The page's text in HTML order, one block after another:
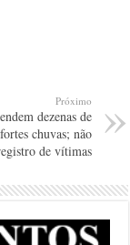
Próximo
dezenas de
chuvas; não
de vítimas